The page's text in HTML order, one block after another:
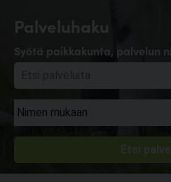
Palveluhaku
Syötä paikkakunta, palvelun